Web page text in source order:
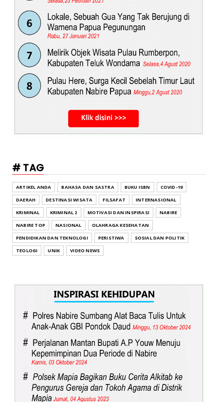
# TAG
ARTIKEL ANDA BAHASA DAN SASTRA BUKU ISBN
COVID-19
DAERAH
DESTINASI WISATA FILSAFAT
INTERNASIONAL
KRIMINAL
KRIMINAL 2 MOTIVASI DAN INSPIRASI
NABIRE
NABIRE TOP
NASIONAL
OLAHRAGA KESEHATAN
PENDIDIKAN DAN TEKNOLOGI
PERISTIWA
SOSIAL DAN POLITIK
TEOLOGI
UNIK VIDEO NEWS